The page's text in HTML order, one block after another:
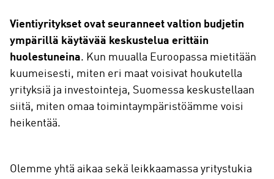
Vientiyritykset ovat seuranneet valtion budjetin
ympärillä käytävää keskustelua erittäin
huolestuneina. Kun muualla Euroopassa mietitään
kuumeisesti, miten eri maat voisivat houkutella
yrityksiä ja investointeja, Suomessa keskustellaan
siitä, miten omaa toimintaympäristöämme voisi
heikentää.
Olemme yhtä aikaa sekä leikkaamassa yritystukia